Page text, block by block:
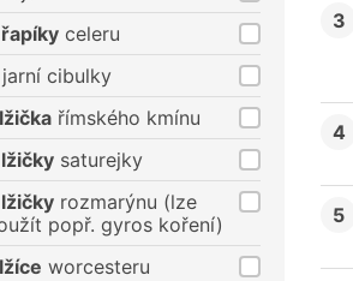
celeru
jarní cibulky
římského kmínu
saturejky
rozmarýnu (lze
popř. gyros koření)
worcesteru